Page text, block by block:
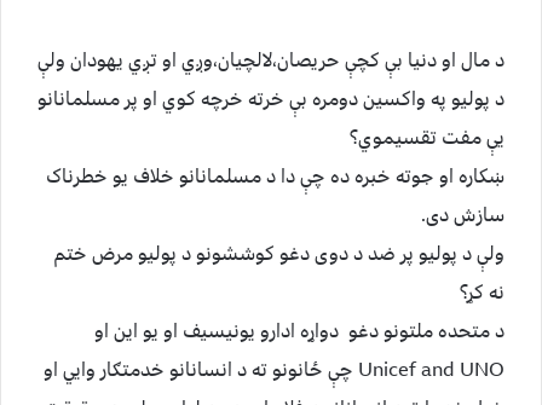
د مال او دنیا بې کچې حریصان،لالچيان،وږي او تږي یهودان ولې
د پولیو په واکسین دومره بې خرته خرچه کوي او پر مسلمانانو
یې مفت تقسیموي؟
ښکاره او جوته خبره ده چې دا د مسلمانانو خلاف یو خطرناک
سازش دی.
ولې د پولیو پر ضد د دوی دغو کوششونو د پولیو مرض ختم
نه کړ؟
د متحده ملتونو دغو دواړه ادارو یونیسیف او یو این او
Unicef and UNO چې ځانونو ته د انسانانو خدمتګار وایي او